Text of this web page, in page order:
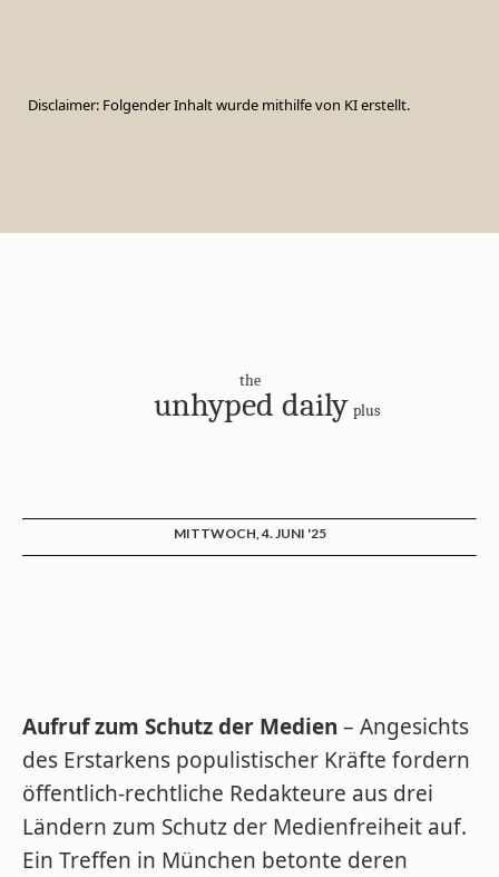
Disclaimer: Folgender Inhalt wurde mithilfe von KI erstellt.
the
unhyped daily plus
MITTWOCH, 4. JUNI '25
Aufruf zum Schutz der Medien – Angesichts
des Erstarkens populistischer Kräfte fordern
öffentlich-rechtliche Redakteure aus drei
Ländern zum Schutz der Medienfreiheit auf.
Ein Treffen in München betonte deren